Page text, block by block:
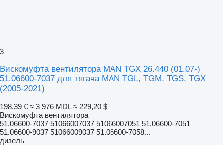
3
Вискомуфта вентилятора MAN TGX 26.440 (01.07-)
51.06600-7037 для тягача MAN TGL, TGM, TGS, TGX
(2005-2021)
198,39 € ≈ 3 976 MDL ≈ 229,20 $
Вискомуфта вентилятора
51.06600-7037 51066007037 51066007051 51.06600-7051
51.06600-9037 51066009037 51.06600-7058...
дизель